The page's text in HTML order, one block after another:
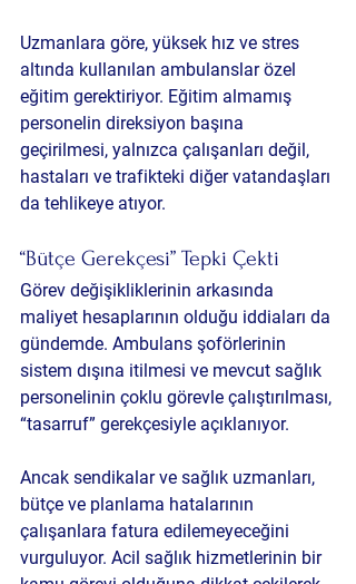
Uzmanlara göre, yüksek hız ve stres
altında kullanılan ambulanslar özel
eğitim gerektiriyor. Eğitim almamış
personelin direksiyon başına
geçirilmesi, yalnızca çalışanları değil,
hastaları ve trafikteki diğer vatandaşları
da tehlikeye atıyor.
“Bütçe Gerekçesi” Tepki Çekti
Görev değişikliklerinin arkasında
maliyet hesaplarının olduğu iddiaları da
gündemde. Ambulans şoförlerinin
sistem dışına itilmesi ve mevcut sağlık
personelinin çoklu görevle çalıştırılması,
“tasarruf” gerekçesiyle açıklanıyor.
Ancak sendikalar ve sağlık uzmanları,
bütçe ve planlama hatalarının
çalışanlara fatura edilemeyeceğini
vurguluyor. Acil sağlık hizmetlerinin bir